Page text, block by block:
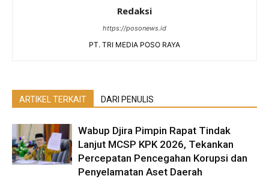
Redaksi
https://posonews.id
PT. TRI MEDIA POSO RAYA
ARTIKEL TERKAIT DARI PENULIS
Wabup Djira Pimpin Rapat Tindak
Lanjut MCSP KPK 2026, Tekankan
Percepatan Pencegahan Korupsi dan
Penyelamatan Aset Daerah